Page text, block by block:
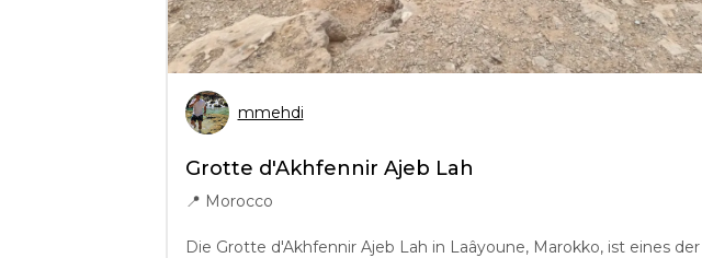
mmehdi
Grotte d'Akhfennir Ajeb Lah
📍 Morocco
Die Grotte d'Akhfennir Ajeb Lah in Laâyoune, Marokko, ist eines der